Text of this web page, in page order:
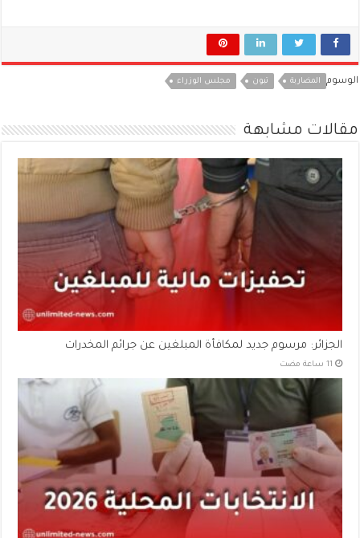
الوسوم المضاربة تبون مجلس الوزراء
مقالات مشابهة
الجزائر: مرسوم جديد لمكافأة المبلغين عن جرائم المخدرات